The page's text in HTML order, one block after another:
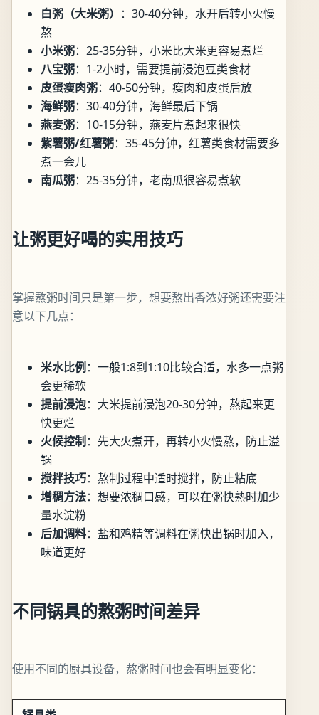
白粥（大米粥） ：30-40分钟，水开后转小火慢
熬
小米粥：25-35分钟，小米比大米更容易煮烂
八宝粥：1-2小时，需要提前浸泡豆类食材
皮蛋瘦肉粥：40-50分钟，瘦肉和皮蛋后放
海鲜粥：30-40分钟，海鲜最后下锅
燕麦粥：10-15分钟，燕麦片煮起来很快
紫薯粥/红薯粥：35-45分钟，红薯类食材需要多
煮一会儿
南瓜粥：25-35分钟，老南瓜很容易煮软
让粥更好喝的实用技巧
掌握熬粥时间只是第一步，想要熬出香浓好粥还需要注
意以下几点：
米水比例：一般1:8到1:10比较合适，水多一点粥
会更稀软
提前浸泡：大米提前浸泡20-30分钟，熬起来更
快更烂
火候控制：先大火煮开，再转小火慢熬，防止溢
锅
搅拌技巧：熬制过程中适时搅拌，防止粘底
增稠方法：想要浓稠口感，可以在粥快熟时加少
量水淀粉
后加调料：盐和鸡精等调料在粥快出锅时加入，
味道更好
不同锅具的熬粥时间差异
使用不同的厨具设备，熬粥时间也会有明显变化：